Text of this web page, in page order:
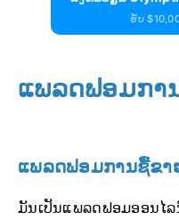
ຮັບ
ແພລດຟອມກາ
ແພລດຟອມການຊື້ຂາ
ມັນເປັນແພລດຟອມອອນໄ